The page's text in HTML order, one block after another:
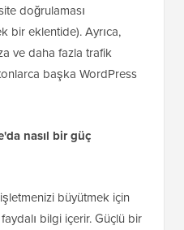
doğrulaması
bir eklentide). Ayrıca,
ve daha fazla trafik
başka WordPress
nasıl bir güç
büyütmek için
bilgi içerir. Güçlü bir